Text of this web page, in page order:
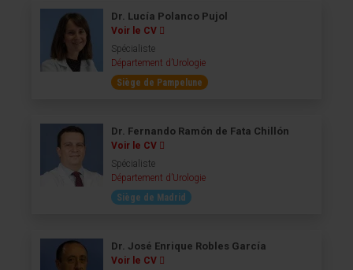
Dr. Lucía Polanco Pujol
Voir le CV
Spécialiste
Département d’Urologie
Siège de Pampelune
Dr. Fernando Ramón de Fata Chillón
Voir le CV
Spécialiste
Département d’Urologie
Siège de Madrid
Dr. José Enrique Robles García
Voir le CV